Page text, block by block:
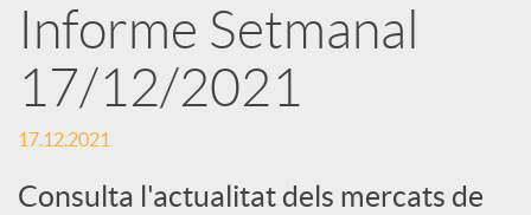
b
l
i
Informe Setmanal
17/12/2021
17.12.2021
Consulta l'actualitat dels mercats de